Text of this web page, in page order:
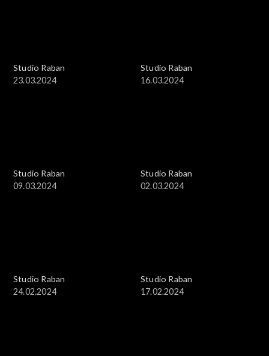
Studio Raban
23.03.2024
Studio Raban
16.03.2024
Studio Raban
09.03.2024
Studio Raban
02.03.2024
Studio Raban
24.02.2024
Studio Raban
17.02.2024